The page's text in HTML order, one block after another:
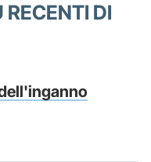
RECENTI DI